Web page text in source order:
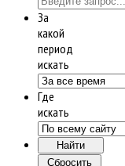
За
какой
период
искать
Где
искать